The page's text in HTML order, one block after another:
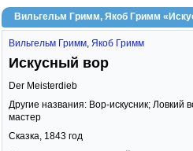
Вильгельм Гримм, Якоб Гримм
Вильгельм Гримм, Якоб Гримм
Искусный вор
Der Meisterdieb
Другие названия: Вор-искусник; Ловкий
мастер
Сказка, 1843 год